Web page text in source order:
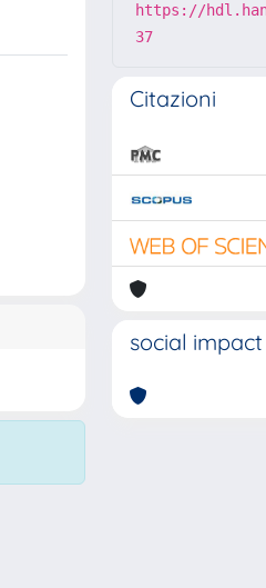
https://
37
Citazioni
social impact